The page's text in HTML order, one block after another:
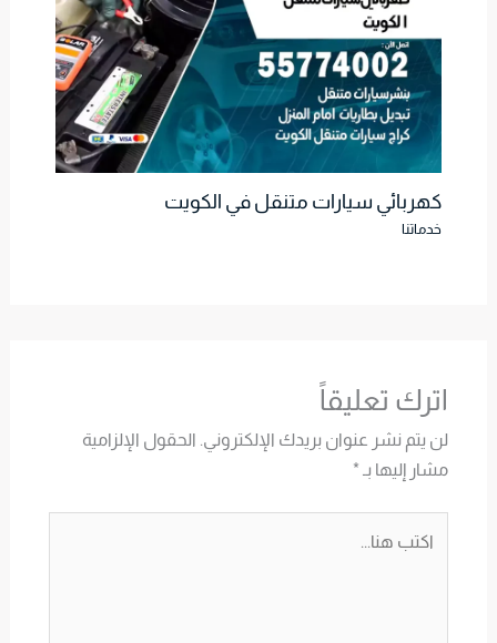
كهربائي سيارات متنقل في الكويت
خدماتنا
اترك تعليقاً
لن يتم نشر عنوان بريدك الإلكتروني. الحقول الإلزامية
مشار إليها بـ *
هنا...